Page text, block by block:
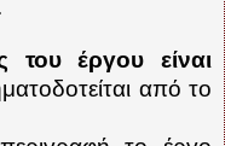
του έργου είναι
από το